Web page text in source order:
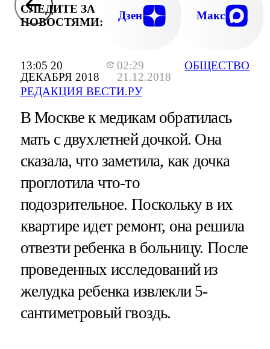
13:05 20
ДЕКАБРЯ 2018
02:29
21.12.2018
РЕДАКЦИЯ ВЕСТИ.РУ
ОБЩЕСТВО
СЛЕДИТЕ ЗА
НОВОСТЯМИ:
Дзен Макс
В Москве к медикам обратилась
мать с двухлетней дочкой. Она
сказала, что заметила, как дочка
проглотила что-то
подозрительное. Поскольку в их
квартире идет ремонт, она решила
отвезти ребенка в больницу. После
проведенных исследований из
желудка ребенка извлекли 5-
сантиметровый гвоздь.